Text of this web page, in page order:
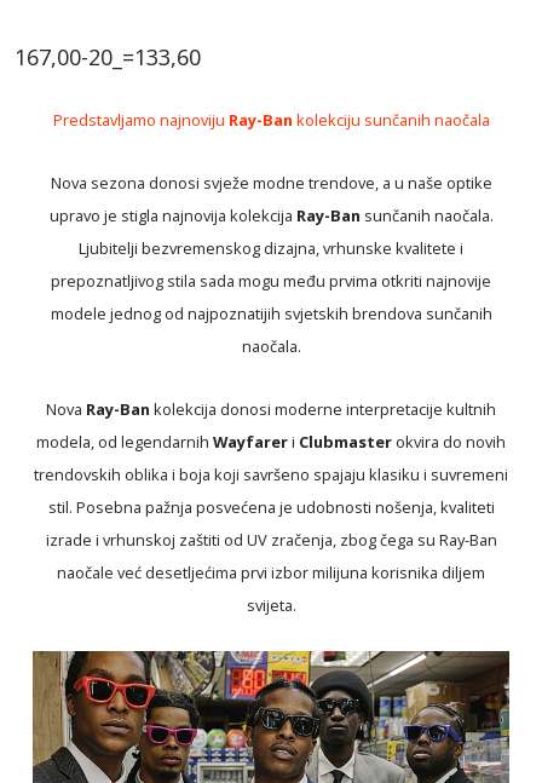
167,00-20_=133,60
Predstavljamo najnoviju Ray-Ban kolekciju sunčanih naočala
Nova sezona donosi svježe modne trendove, a u naše optike
upravo je stigla najnovija kolekcija Ray-Ban sunčanih naočala.
Ljubitelji bezvremenskog dizajna, vrhunske kvalitete i
prepoznatljivog stila sada mogu među prvima otkriti najnovije
modele jednog od najpoznatijih svjetskih brendova sunčanih
naočala.
Nova Ray-Ban kolekcija donosi moderne interpretacije kultnih
modela, od legendarnih Wayfareri Clubmaster okvira do novih
trendovskih oblika i boja koji savršeno spajaju klasiku i suvremeni
stil. Posebna pažnja posvećena je udobnosti nošenja, kvaliteti
izrade i vrhunskoj zaštiti od UV zračenja, zbog čega su Ray-Ban
naočale već desetljećima prvi izbor milijuna korisnika diljem
svijeta.